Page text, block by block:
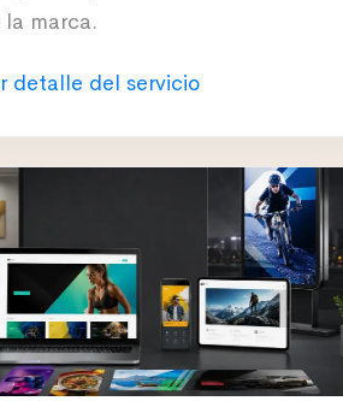
la marca.
detalle del servicio